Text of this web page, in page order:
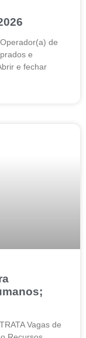
de
e
e fechar
Vagas de